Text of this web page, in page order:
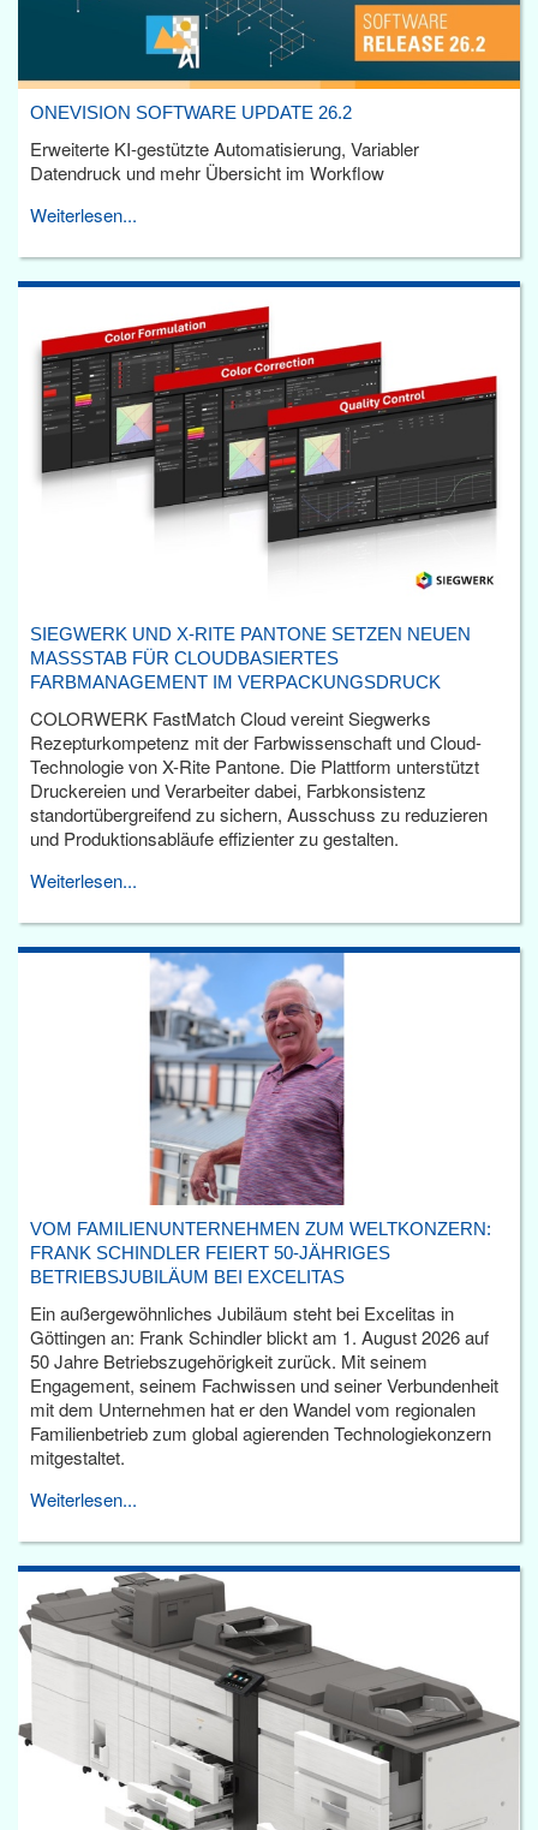
ONEVISION SOFTWARE UPDATE 26.2
Erweiterte KI-gestützte Automatisierung, Variabler
Datendruck und mehr Übersicht im Workflow
Weiterlesen...
SIEGWERK UND X-RITE PANTONE SETZEN NEUEN
MASSSTAB FÜR CLOUDBASIERTES F
ARBMANAGEMENT IM VERPACKUNGSDRUCK
COLORWERK FastMatch Cloud vereint Siegwerks
Rezepturkompetenz mit der Farbwissenschaft und Cloud-
Technologie von X-Rite Pantone. Die Plattform unterstützt
Druckereien und Verarbeiter dabei, Farbkonsistenz
standortübergreifend zu sichern, Ausschuss zu reduzieren
und Produktionsabläufe effizienter zu gestalten.
Weiterlesen...
VOM FAMILIENUNTERNEHMEN ZUM WELTKONZERN:
FRANK SCHINDLER FEIERT 50-JÄHRIGES
BETRIEBSJUBILÄUM BEI EXCELITAS
Ein außergewöhnliches Jubiläum steht bei Excelitas in
Göttingen an: Frank Schindler blickt am 1. August 2026 auf
50 Jahre Betriebszugehörigkeit zurück. Mit seinem
Engagement, seinem Fachwissen und seiner Verbundenheit
mit dem Unternehmen hat er den Wandel vom regionalen
Familienbetrieb zum global agierenden Technologiekonzern
mitgestaltet.
Weiterlesen...